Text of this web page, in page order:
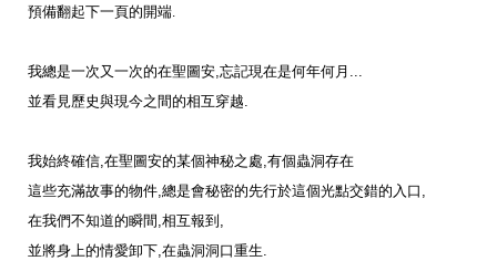
預備翻起下一頁的開端.
我總是一次又一次的在聖圖安,忘記現在是何年何月 ...
並看見歷史與現今之間的相互穿越.
我始終確信,在聖圖安的某個神秘之處,有個蟲洞存在
這些充滿故事的物件,總是會秘密的先行於這個光點交錯的入口 ,
在我們不知道的瞬間 ,相互報到 ,
並將身上的情愛卸下,在蟲洞洞口重生.